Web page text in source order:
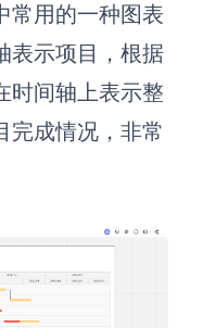
常用的一种图表
表示项目，根据
时间轴上表示整
完成情况，非常